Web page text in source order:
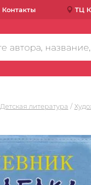
Контакты ТЦ
Детская литература